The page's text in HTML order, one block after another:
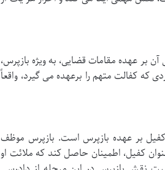
بر عهده مقامات قضایی، به ویژه بازپرس،
که کفالت متهم را برعهده می گیرد، واقعاً
کفیل بر عهده بازپرس است. بازپرس موظف
کفیل، اطمینان حاصل کند که ملائت او